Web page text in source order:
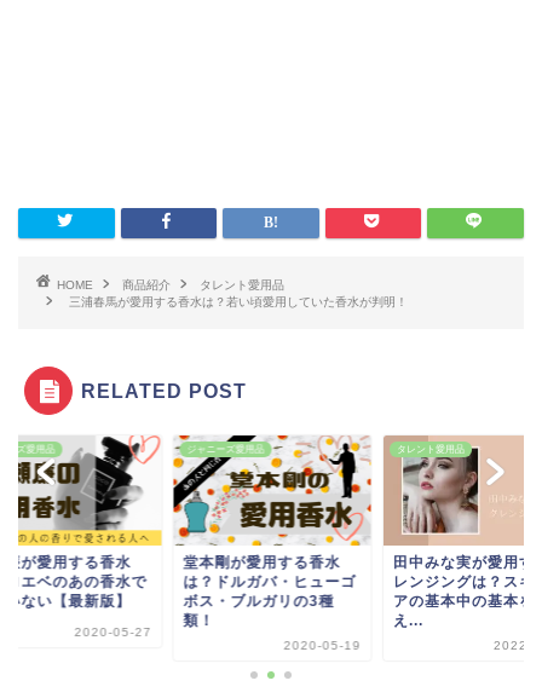
HOME 商品紹介
タレント愛用品
三浦春馬が愛用する香水は？若い頃愛用していた香水が判明！
RELATED POST
ニーズ愛用品
剛が愛用する香水
ドルガバ・ヒューゴ
・ブルガリの3種
タレント愛用品
田中みな実が愛用するク
レンジングは？スキンケ
アの基本中の基本を抑
え...
2022-02-02
ジャニーズ愛用品
永瀬廉が愛用する
は？ロエベのあの
間違いない【最新